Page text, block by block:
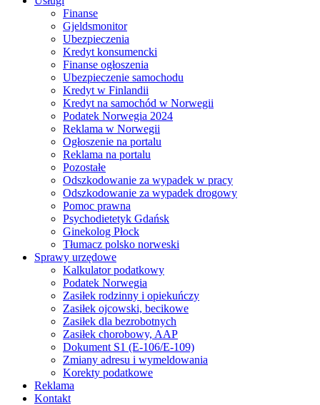
Finanse
Gjeldsmonitor
Ubezpieczenia
Kredyt konsumencki
Finanse ogłoszenia
Ubezpieczenie samochodu
Kredyt w Finlandii
Kredyt na samochód w Norwegii
Podatek Norwegia 2024
Reklama w Norwegii
Ogłoszenie na portalu
Reklama na portalu
Pozostałe
Odszkodowanie za wypadek w pracy
Odszkodowanie za wypadek drogowy
Pomoc prawna
Psychodietetyk Gdańsk
Ginekolog Płock
Tłumacz polsko norweski
Sprawy urzędowe
Kalkulator podatkowy
Podatek Norwegia
Zasiłek rodzinny i opiekuńczy
Zasiłek ojcowski, becikowe
Zasiłek dla bezrobotnych
Zasiłek chorobowy, AAP
Dokument S1 (E-106/E-109)
Zmiany adresu i wymeldowania
Korekty podatkowe
Reklama
Kontakt